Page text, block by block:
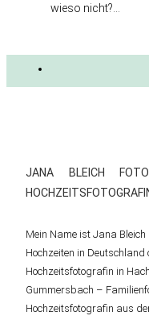
wieso nicht?…
JANA BLEICH
Mein Name ist Jana
Hochzeiten in
Hochzeitsfotografin in
Gummersbach –
Hochzeitsfotografin aus